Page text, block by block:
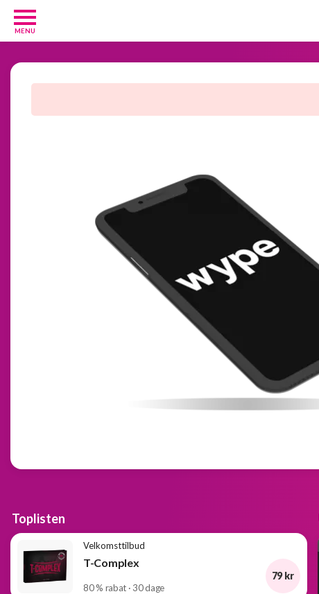
MENU
Toplisten
Velkomsttilbud
T-Complex
80 % rabat · 30 dage
79 kr
Kosttilskud
Underholdning
velkomsttilbud